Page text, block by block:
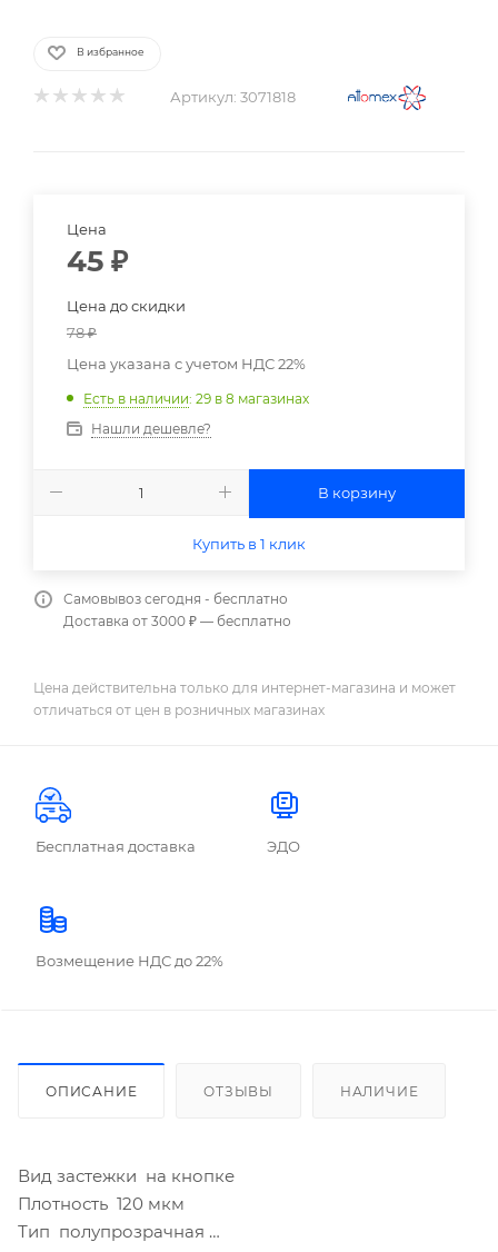
В избранное
Артикул: 3071818
Цена
45 ₽
Цена до скидки
78₽
Цена указана с учетом НДС 22%
Есть в наличии: 29 в 8 магазинах
Нашли дешевле?
В корзину
Купить в 1 клик
Самовывоз сегодня - бесплатно
Доставка от 3000 ₽ — бесплатно
Цена действительна только для интернет-магазина и может
отличаться от цен в розничных магазинах
Бесплатная доставка ЭДО
Возмещение НДС до 22%
ОПИСАНИЕ ОТЗЫВЫ НАЛИЧИЕ
Вид застежки на кнопке
Плотность 120 мкм
Тип полупрозрачная